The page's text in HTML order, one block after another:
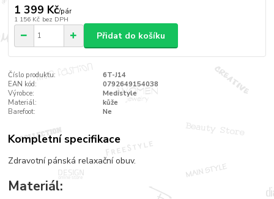
1 399 Kč/pár
1 156 Kč bez DPH
Přidat do košíku
Číslo produktu:
6T-J14
EAN kód:
0792649154038
Výrobce:
Medistyle
Materiál:
kůže
Barefoot:
Ne
Kompletní specifikace
Zdravotní pánská relaxační obuv.
Materiál: